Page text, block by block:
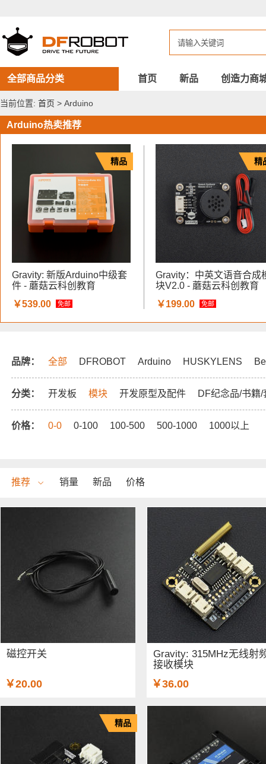
全部商品分类 首页 新品 创造力商
当前位置: 首页 > Arduino
Arduino热卖推荐
精品
Gravity: 新版Arduino中级套
件 - 蘑菇云科创教育
￥539.00
免邮
精
Gravity：中英文语音合成
块V2.0 - 蘑菇云科创教育
￥199.00
免邮
品牌： 全部 DFROBOT Arduino HUSKYLENS
分类： 开发板 模块 开发原型及配件 DF纪念品/书籍/
价格： 0-0 0-100 100-500 500-1000 1000以上
推荐 销量 新品 价格
磁控开关
￥20.00
Gravity: 315MHz无线射
接收模块
￥36.00
精品